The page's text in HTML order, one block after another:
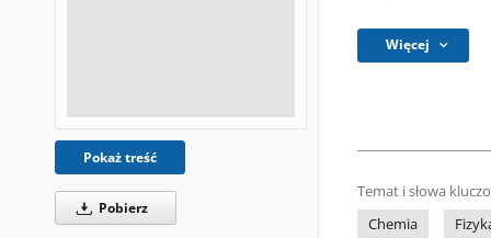
Pokaż treść
Pobierz
Więcej
Temat i słowa
Chemia